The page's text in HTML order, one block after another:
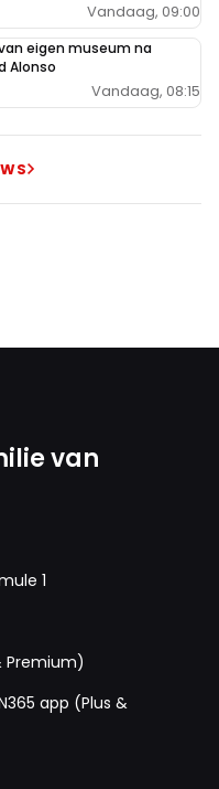
Vandaag, 09:00
eigen museum na
Alonso
Vandaag, 08:15
van
1
Premium)
app (Plus &